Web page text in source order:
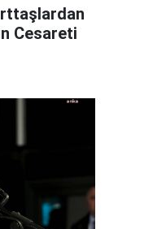
Cesareti